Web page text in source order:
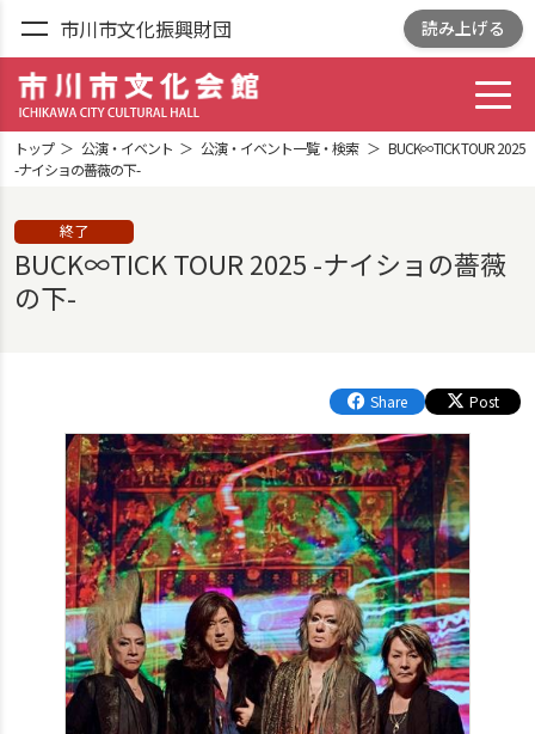
市川市文化振興財団 読み上げる
ICHIKAWA CITY
トップ 公演・イベント 公演・イベント一覧・検索
BUCK∞TICK TOUR 2025
-ナイショの薔薇の下-
終了
BUCK∞TICK TOUR 2025 -ナイショの薔薇
の下-
Share Post